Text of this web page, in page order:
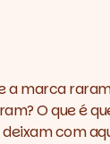
a marca
O que é
com